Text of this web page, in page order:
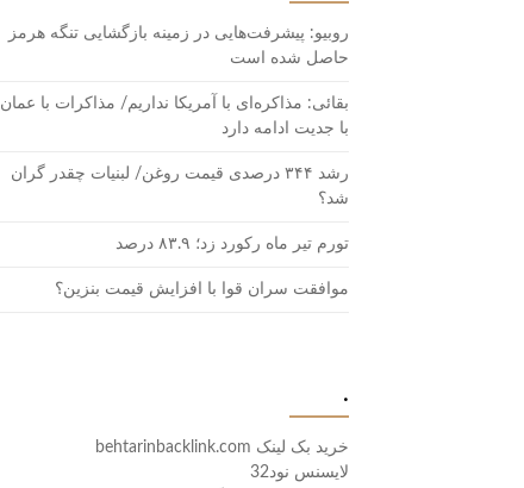
روبیو: پیشرفت‌هایی در زمینه بازگشایی تنگه هرمز
حاصل شده است
بقائی: مذاکره‌ای با آمریکا نداریم/ مذاکرات با عمان
با جدیت ادامه دارد
رشد ۳۴۴ درصدی قیمت روغن/ لبنیات چقدر گران
شد؟
تورم تیر ماه رکورد زد؛ ۸۳.۹ درصد
موافقت سران قوا با افزایش قیمت بنزین؟
.
خرید بک لینک behtarinbacklink.com
لایسنس نود32